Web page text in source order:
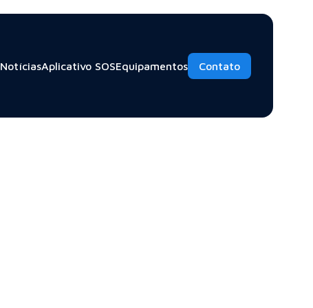
NotíciasAplicativo SOSEquipamentos Contato